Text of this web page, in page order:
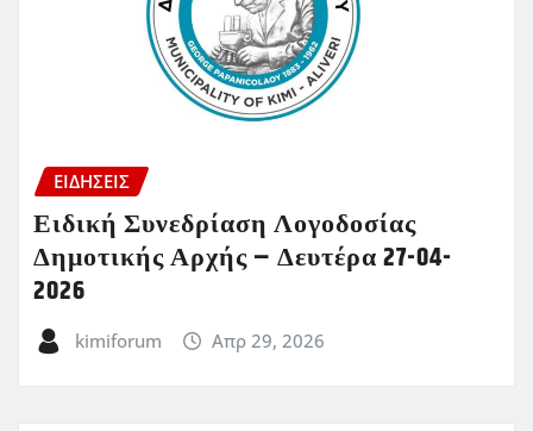
ΕΙΔΗΣΕΙΣ
Ειδική Συνεδρίαση Λογοδοσίας
Δημοτικής Αρχής – Δευτέρα 27-04-
2026
kimiforum Απρ 29, 2026